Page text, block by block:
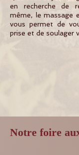
en recherche de
même, le massage
vous permet de
prise et de soulager
Notre foire